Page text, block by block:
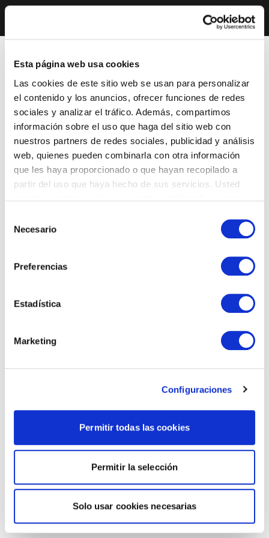
Esta página web usa cookies
Las cookies de este sitio web se usan para personalizar
el contenido y los anuncios, ofrecer funciones de redes
sociales y analizar el tráfico. Además, compartimos
información sobre el uso que haga del sitio web con
nuestros partners de redes sociales, publicidad y análisis
web, quienes pueden combinarla con otra información
que les haya proporcionado o que hayan recopilado a
partir del uso que haya hecho de sus servicios. Usted
Necesario
Preferencias
Estadística
Marketing
Configuraciones
Permitir todas las cookies
Permitir la selección
Solo usar cookies necesarias